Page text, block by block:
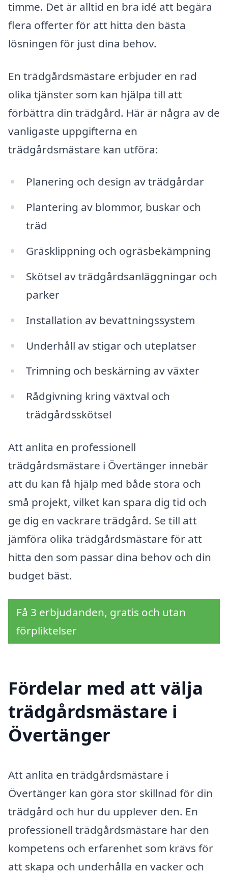
timme. Det är alltid en bra idé att begära
flera offerter för att hitta den bästa
lösningen för just dina behov.
En trädgårdsmästare erbjuder en rad
olika tjänster som kan hjälpa till att
förbättra din trädgård. Här är några av de
vanligaste uppgifterna en
trädgårdsmästare kan utföra:
Planering och design av trädgårdar
Plantering av blommor, buskar och
träd
Gräsklippning och ogräsbekämpning
Skötsel av trädgårdsanläggningar och
parker
Installation av bevattningssystem
Underhåll av stigar och uteplatser
Trimning och beskärning av växter
Rådgivning kring växtval och
trädgårdsskötsel
Att anlita en professionell
trädgårdsmästare i Övertänger innebär
att du kan få hjälp med både stora och
små projekt, vilket kan spara dig tid och
ge dig en vackrare trädgård. Se till att
jämföra olika trädgårdsmästare för att
hitta den som passar dina behov och din
budget bäst.
Få 3 erbjudanden, gratis och utan
förpliktelser
Fördelar med att välja
trädgårdsmästare i
Övertänger
Att anlita en trädgårdsmästare i
Övertänger kan göra stor skillnad för din
trädgård och hur du upplever den. En
professionell trädgårdsmästare har den
kompetens och erfarenhet som krävs för
att skapa och underhålla en vacker och